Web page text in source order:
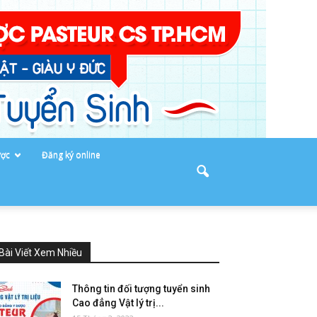
Đăng ký online
Bài Viết Xem Nhiều
Thông tin đối tượng tuyển sinh
Cao đẳng Vật lý trị...